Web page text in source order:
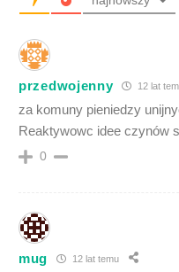
przedwojenny 12 lat
za komuny pieniedzy
Reaktywowc idee czynów
0
mug 12 lat temu